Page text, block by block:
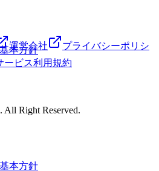
本方針
ービス利用規約
Right Reserved.
運営会社
プライバシーポリシ
本方針